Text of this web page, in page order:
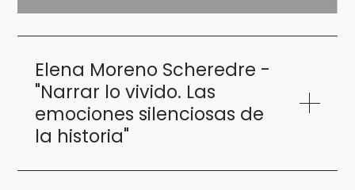
Elena Moreno Scheredre -
"Narrar lo vivido. Las
emociones silenciosas de
la historia"